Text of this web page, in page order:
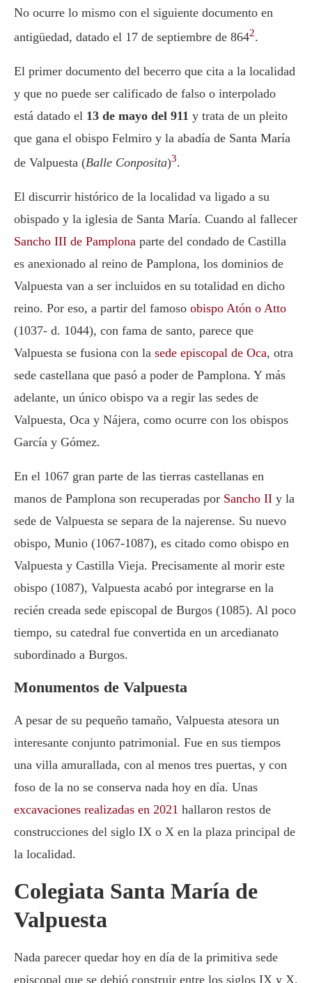
No ocurre lo mismo con el siguiente documento en
antigüedad, datado el 17 de septiembre de 8642.
El primer documento del becerro que cita a la localidad
y que no puede ser calificado de falso o interpolado
está datado el 13 de mayo del 911 y trata de un pleito
que gana el obispo Felmiro y la abadía de Santa María
de Valpuesta (Balle Conposita)3.
El discurrir histórico de la localidad va ligado a su
obispado y la iglesia de Santa María. Cuando al fallecer
Sancho III de Pamplona parte del condado de Castilla
es anexionado al reino de Pamplona, los dominios de
Valpuesta van a ser incluidos en su totalidad en dicho
reino. Por eso, a partir del famoso obispo Atón o Atto
(1037- d. 1044), con fama de santo, parece que
Valpuesta se fusiona con la sede episcopal de Oca, otra
sede castellana que pasó a poder de Pamplona. Y más
adelante, un único obispo va a regir las sedes de
Valpuesta, Oca y Nájera, como ocurre con los obispos
García y Gómez.
En el 1067 gran parte de las tierras castellanas en
manos de Pamplona son recuperadas por Sancho II y la
sede de Valpuesta se separa de la najerense. Su nuevo
obispo, Munio (1067-1087), es citado como obispo en
Valpuesta y Castilla Vieja. Precisamente al morir este
obispo (1087), Valpuesta acabó por integrarse en la
recién creada sede episcopal de Burgos (1085). Al poco
tiempo, su catedral fue convertida en un arcedianato
subordinado a Burgos.
Monumentos de Valpuesta
A pesar de su pequeño tamaño, Valpuesta atesora un
interesante conjunto patrimonial. Fue en sus tiempos
una villa amurallada, con al menos tres puertas, y con
foso de la no se conserva nada hoy en día. Unas
excavaciones realizadas en 2021 hallaron restos de
construcciones del siglo IX o X en la plaza principal de
la localidad.
Colegiata Santa María de
Valpuesta
Nada parecer quedar hoy en día de la primitiva sede
episcopal que se debió construir entre los siglos IX y X.